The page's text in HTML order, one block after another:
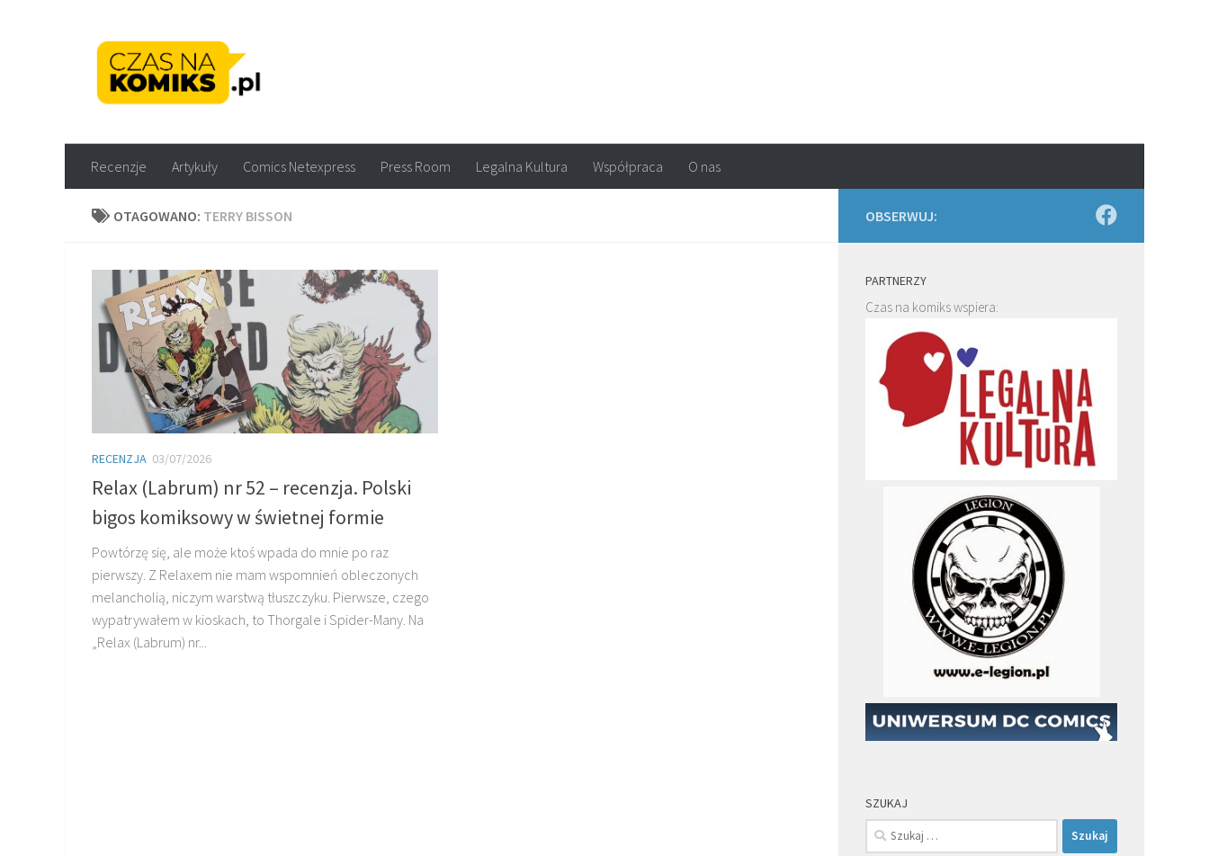
Recenzje Artykuły Comics Netexpress Press Room Legalna Kultura Współpraca O nas
OTAGOWANO: TERRY BISSON
RECENZJA 03/07/2026
Relax (Labrum) nr 52 – recenzja. Polski
bigos komiksowy w świetnej formie
Powtórzę się, ale może ktoś wpada do mnie po raz
pierwszy. Z Relaxem nie mam wspomnień obleczonych
melancholią, niczym warstwą tłuszczyku. Pierwsze, czego
wypatrywałem w kioskach, to Thorgale i Spider-Many. Na
„Relax (Labrum) nr...
OBSERWUJ:
PARTNERZY
Czas na komiks wspiera:
SZUKAJ
Szukaj: